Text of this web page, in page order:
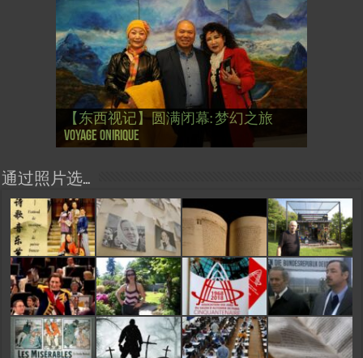
【东西视记】圆满闭幕: 梦幻之旅
Voyage onirique
【东西视记】开幕：唐恽鉎 Michel
Tong, 梦幻之旅 Voyage onirique
【东西视记】展讯：唐恽鉎 Michel
Tong, 梦幻之旅 Voyage onirique
【跨年晚会】祝各位 佳年快乐 Bonne
année 2023, Le feu d’artifice de Paris
【一画一故事】唐恽鉎 Michel Tong One
Painting One Story
【一画一故事】林象元 Lin XiangYuan One
Painting One Story
【国际参考】芭蕾舞: 天鹅湖 乌克兰
大剧院版 Le lac des cygnes – Opéra national
d’Ukraine
【国际参考】巴黎政府举行“新年晚
会” Soirée musicale à la mairie du 13e le 8
Février
【国际参考】巴黎“艺术之都”展将于2
月12日揭幕 Art Capital s’ouvre le 12 Février
【东西视记】法国电影: “中国人占领
巴黎”，一种法国幽默与“预言” Les
chinois à Paris de J.Yanne
【东西视记】时装秀：巴黎时装界
的“顽童”与“不屈者” John Galliano le
surdoué de la mode
【东西视记】法国“复兴会”式【艺术
桥展】 Expo. que “RENAISSANCE” aurait pu
organiser
通过照片选…